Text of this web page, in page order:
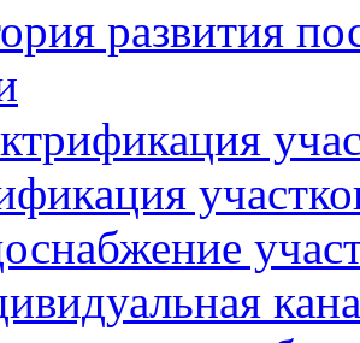
развития